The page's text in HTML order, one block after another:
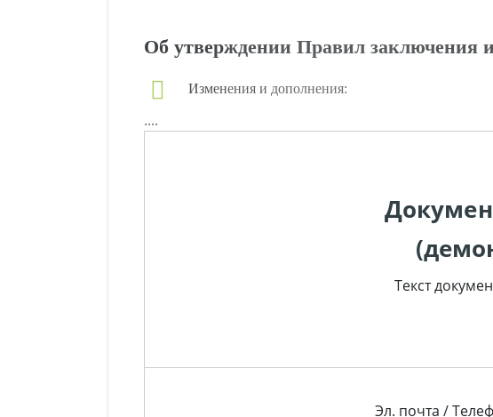
Об утверждении Правил заключения и
Изменения и дополнения:
....
Текст
Эл. почта /